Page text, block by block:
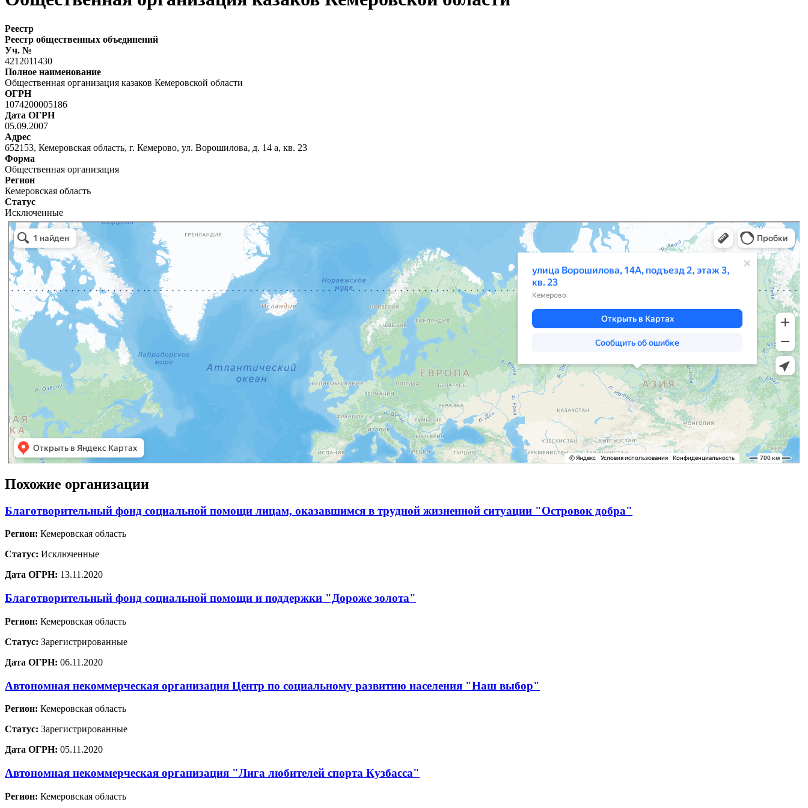
Реестр
Реестр общественных объединений
Уч. №
4212011430
Полное наименование
Общественная организация казаков Кемеровской области
ОГРН
1074200005186
Дата ОГРН
05.09.2007
Адрес
652153, Кемеровская область, г. Кемерово, ул. Ворошилова, д. 14 а, кв. 23
Форма
Общественная организация
Регион
Кемеровская область
Статус
Исключенные
Похожие организации
Благотворительный фонд социальной помощи лицам, оказавшимся в трудной жизненной ситуации "Островок добра"
Регион: Кемеровская область
Статус: Исключенные
Дата ОГРН: 13.11.2020
Благотворительный фонд социальной помощи и поддержки "Дороже золота"
Регион: Кемеровская область
Статус: Зарегистрированные
Дата ОГРН: 06.11.2020
Автономная некоммерческая организация Центр по социальному развитию населения "Наш выбор"
Регион: Кемеровская область
Статус: Зарегистрированные
Дата ОГРН: 05.11.2020
Автономная некоммерческая организация "Лига любителей спорта Кузбасса"
Регион: Кемеровская область